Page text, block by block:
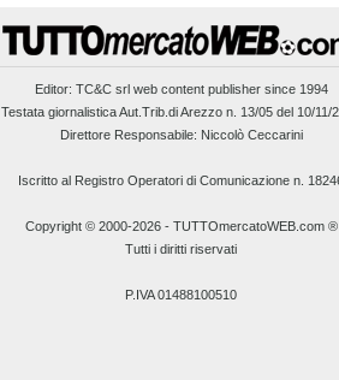
Editor: TC&C srlweb content publisher since 1994
Testata giornalistica Aut.Trib.di Arezzo n. 13/05 del 10/11/
Direttore Responsabile: Niccolò Ceccarini
Iscritto al Registro Operatori di Comunicazione n.
Copyright © 2000-2026- TUTTOmercatoWEB.com ®
Tutti i diritti riservati
P.IVA 01488100510